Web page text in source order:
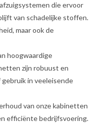
die ervoor
van schadelijke stoffen.
maar ook de
hoogwaardige
zijn robuust en
in veeleisende
van onze kabinetten
efficiënte bedrijfsvoering.